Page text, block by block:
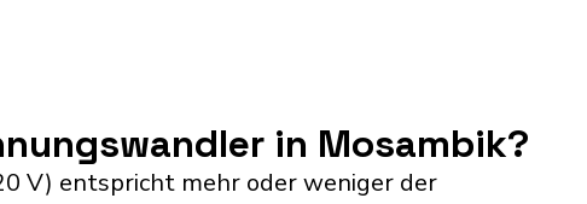
in Mosambik?
V) entspricht mehr oder weniger der